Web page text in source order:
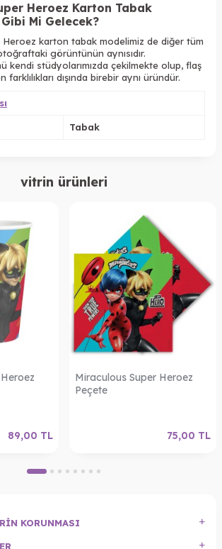
Heroez Karton Tabak
Mi Gelecek?
Heroez karton tabak modelimiz de diğer tüm
görüntünün aynısıdır.
kendi stüdyolarımızda çekilmekte olup, flaş
dışında birebir aynı üründür.
Tabak
vitrin ürünleri
89,00 TL
Miraculous Super Heroez
Peçete
75,00 TL
KORUNMASI